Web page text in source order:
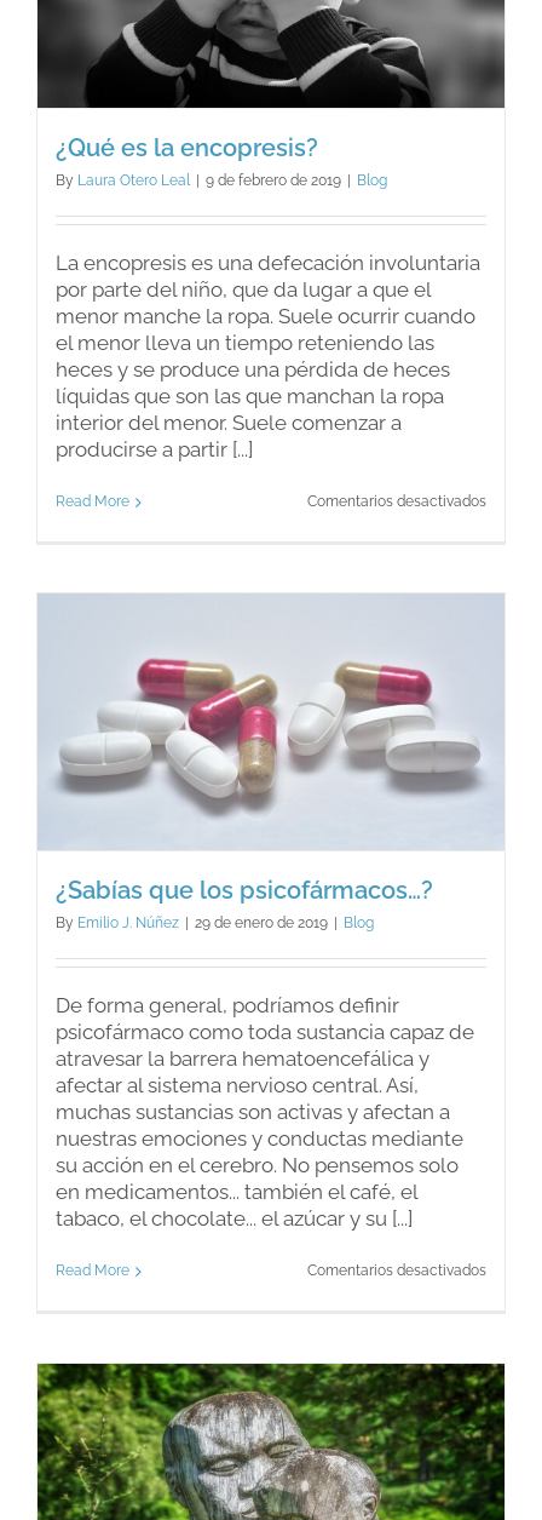
¿Qué es la encopresis?
By Laura Otero Leal 9 de febrero de 2019 Blog
La encopresis es una defecación involuntaria
por parte del niño, que da lugar a que el
menor manche la ropa. Suele ocurrir cuando
el menor lleva un tiempo reteniendo las
heces y se produce una pérdida de heces
líquidas que son las que manchan la ropa
interior del menor. Suele comenzar a
producirse a partir [...]
Read More Comentarios desactivadosen
¿Sabías que los psicofármacos…?
By Emilio J. Núñez 29 de enero de 2019 Blog
De forma general, podríamos definir
psicofármaco como toda sustancia capaz de
atravesar la barrera hematoencefálica y
afectar al sistema nervioso central. Así,
muchas sustancias son activas y afectan a
nuestras emociones y conductas mediante
su acción en el cerebro. No pensemos solo
en medicamentos... también el café, el
tabaco, el chocolate... el azúcar y su [...]
Read More Comentarios desactivadosen